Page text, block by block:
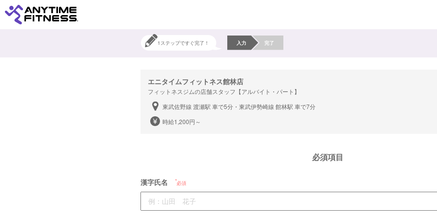
1ステップですぐ完了！ 入力 完了
エニタイムフィットネス館林店
フィットネスジムの店舗スタッフ【アルバイト・パート】
東武佐野線 渡瀬駅 車で5分・東武伊勢崎線 館林駅 車で7分
時給1,200円～
必須項目
漢字氏名 必須